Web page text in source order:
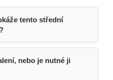
tento střední
nebo je nutné ji